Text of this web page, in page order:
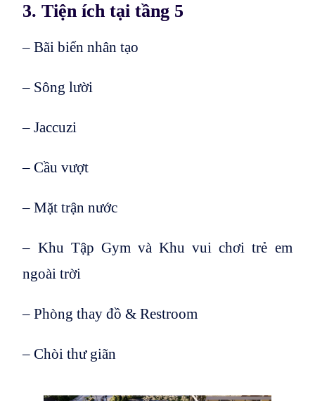
3. Tiện ích tại tầng 5
– Bãi biển nhân tạo
– Sông lười
– Jaccuzi
– Cầu vượt
– Mặt trận nước
– Khu Tập Gym và Khu vui chơi trẻ em
ngoài trời
– Phòng thay đồ & Restroom
– Chòi thư giãn